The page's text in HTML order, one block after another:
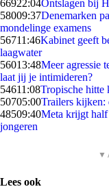
66922:04Ontslagen bij
58009:37Denemarken
mondelinge examens
56711:46Kabinet geeft
laagwater
56013:48Meer agressie
laat jij je intimideren?
54611:08Tropische hitte
50705:00Trailers kijken:
48509:40Meta krijgt half
jongeren
▼
Lees ook